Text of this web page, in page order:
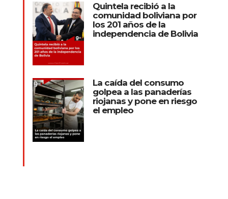
Quintela recibió a la
comunidad boliviana por
los 201 años de la
independencia de Bolivia
La caída del consumo
golpea a las panaderías
riojanas y pone en riesgo
el empleo